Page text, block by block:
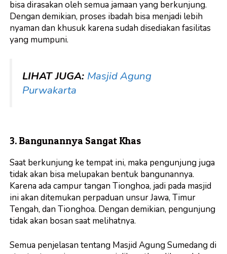
bisa dirasakan oleh semua jamaan yang berkunjung.
Dengan demikian, proses ibadah bisa menjadi lebih
nyaman dan khusuk karena sudah disediakan fasilitas
yang mumpuni.
LIHAT JUGA: Masjid Agung
Purwakarta
3. Bangunannya Sangat Khas
Saat berkunjung ke tempat ini, maka pengunjung juga
tidak akan bisa melupakan bentuk bangunannya.
Karena ada campur tangan Tionghoa, jadi pada masjid
ini akan ditemukan perpaduan unsur Jawa, Timur
Tengah, dan Tionghoa. Dengan demikian, pengunjung
tidak akan bosan saat melihatnya.
Semua penjelasan tentang Masjid Agung Sumedang di